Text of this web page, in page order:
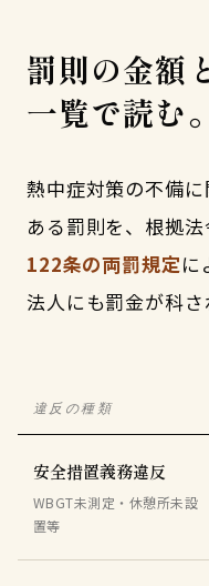
罰則の金額
一覧で読む。
熱中症対策の不備
ある罰則を、根拠法
122条の両罰規定に
法人にも罰金が科さ
違反の種類
安全措置義務違反
WBGT未測定・休憩所未設
置等